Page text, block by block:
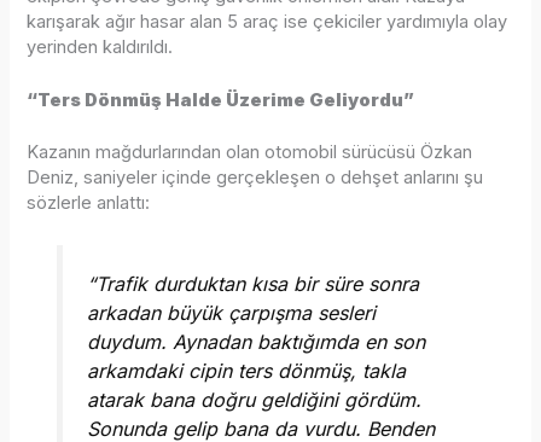
karışarak ağır hasar alan 5 araç ise çekiciler yardımıyla olay
yerinden kaldırıldı.
“Ters Dönmüş Halde Üzerime Geliyordu”
Kazanın mağdurlarından olan otomobil sürücüsü Özkan
Deniz, saniyeler içinde gerçekleşen o dehşet anlarını şu
sözlerle anlattı:
“Trafik durduktan kısa bir süre sonra
arkadan büyük çarpışma sesleri
duydum. Aynadan baktığımda en son
arkamdaki cipin ters dönmüş, takla
atarak bana doğru geldiğini gördüm.
Sonunda gelip bana da vurdu. Benden